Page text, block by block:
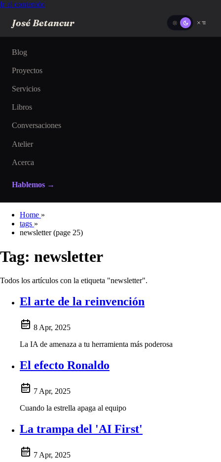
Ir al contenido
José Betancur
Blog
Proyectos
Servicios
Libros
Conversaciones
Atelier
Acerca
Hablemos →
Home »
tags »
newsletter (page 25)
Tag: newsletter
Todos los artículos con la etiqueta "newsletter".
El arte de la reinvención
8 Apr, 2025
La IA de amenaza a tu herramienta más poderosa
El efecto Ronaldo
7 Apr, 2025
Cuando la estrella apaga al equipo
La trampa del 'AI First'
7 Apr, 2025